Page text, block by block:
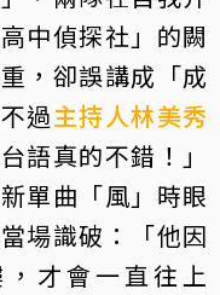
中偵探社」的闕
，卻誤講成「成
過主持人林美秀
語真的不錯！」
單曲「風」時眼
場識破：「他因
才會一直往上